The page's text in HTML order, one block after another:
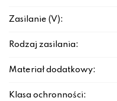
Zasilanie (V):
Rodzaj zasilania:
Materiał dodatkowy:
Klasa ochronności: